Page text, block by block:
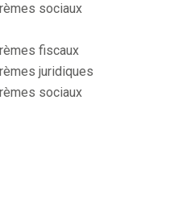
sociaux
fiscaux
juridiques
sociaux